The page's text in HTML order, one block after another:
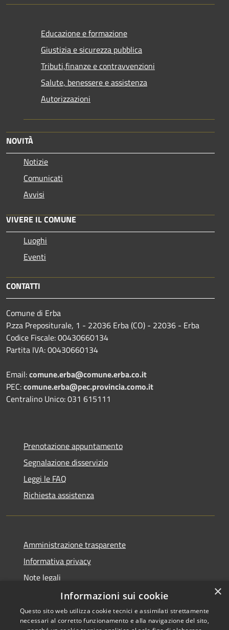
Educazione e formazione
Giustizia e sicurezza pubblica
Tributi,finanze e contravvenzioni
Salute, benessere e assistenza
Autorizzazioni
NOVITÀ
Notizie
Comunicati
Avvisi
VIVERE IL COMUNE
Luoghi
Eventi
CONTATTI
Comune di Erba
P.zza Prepositurale, 1 - 22036 Erba (CO) - 22036 - Erba
Codice Fiscale: 00430660134
Partita IVA: 00430660134
Email:comune.erba@comune.erba.co.it
PEC:comune.erba@pec.provincia.como.it
Centralino Unico: 031 615111
Prenotazione appuntamento
Segnalazione disservizio
Leggi le FAQ
Richiesta assistenza
Amministrazione trasparente
Informativa privacy
Note legali
Dichiarazione di accessibilità
×
Informazioni sui cookie
Questo sito web utilizza cookie tecnici e assimilati strettamente
necessari al corretto funzionamento e alla navigazione del sito,